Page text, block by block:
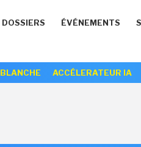
DOSSIERS ÉVÉNEMENTS
ACCÉLERATEUR IA